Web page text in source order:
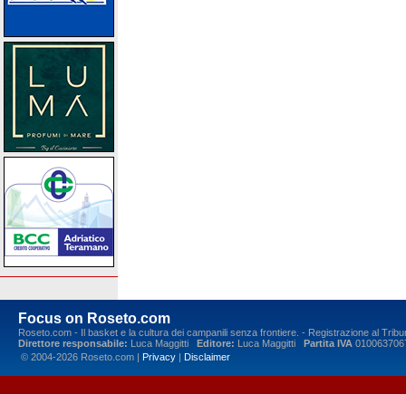
Focus on Roseto.com
Roseto.com - Il basket e la cultura dei campanili senza frontiere. - Registrazione al
Direttore responsabile: Luca Maggitti Editore: Luca Maggitti Partita IVA
© 2004-2026 Roseto.com | Privacy | Disclaimer